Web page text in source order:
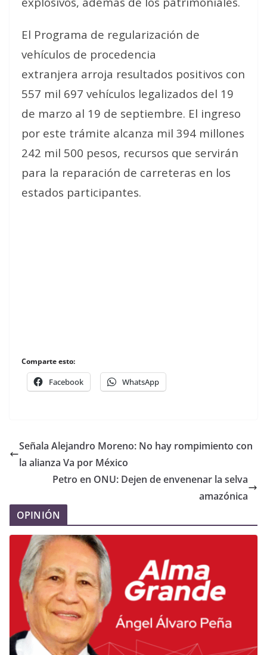
El Programa de regularización de
vehículos de procedencia
extranjera arroja resultados positivos con
557 mil 697 vehículos legalizados del 19
de marzo al 19 de septiembre. El ingreso
por este trámite alcanza mil 394 millones
242 mil 500 pesos, recursos que servirán
para la reparación de carreteras en los
estados participantes.
Comparte esto:
Facebook WhatsApp
Señala Alejandro Moreno: No hay rompimiento con
la alianza Va por México
Petro en ONU: Dejen de envenenar la selva
amazónica
OPINIÓN